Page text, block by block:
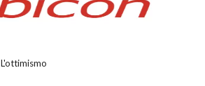
L'ottimismo